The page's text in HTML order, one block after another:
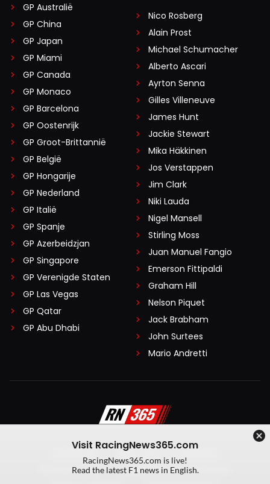
GP Australië
GP China
GP Japan
GP Miami
GP Canada
GP Monaco
GP Barcelona
GP Oostenrijk
GP Groot-Brittannië
GP België
GP Hongarije
GP Nederland
GP Italië
GP Spanje
GP Azerbeidzjan
GP Singapore
GP Verenigde Staten
GP Las Vegas
GP Qatar
GP Abu Dhabi
Nico Rosberg
Alain Prost
Michael Schumacher
Alberto Ascari
Ayrton Senna
Gilles Villeneuve
James Hunt
Jackie Stewart
Mika Häkkinen
Jos Verstappen
Jim Clark
Niki Lauda
Nigel Mansell
Stirling Moss
Juan Manuel Fangio
Emerson Fittipaldi
Graham Hill
Nelson Piquet
Jack Brabham
John Surtees
Mario Andretti
Algemene voorwaarden
Privacy Policy
Created by On Your Marks
Visit RacingNews365.com
RacingNews365.com is live!
Read the latest F1 news in English.